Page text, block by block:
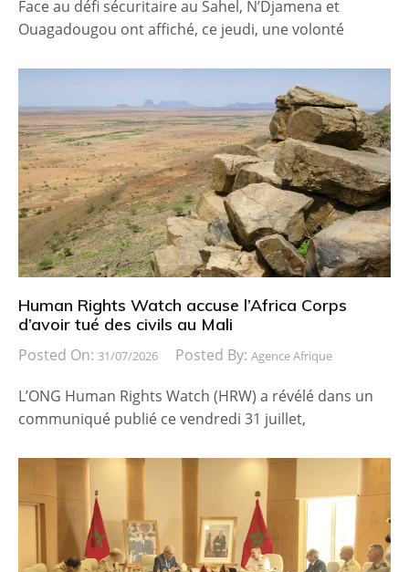
Face au défi sécuritaire au Sahel, N’Djamena et
Ouagadougou ont affiché, ce jeudi, une volonté
Human Rights Watch accuse l’Africa Corps
d’avoir tué des civils au Mali
Posted On: 31/07/2026 Posted By: Agence Afrique
L’ONG Human Rights Watch (HRW) a révélé dans un
communiqué publié ce vendredi 31 juillet,